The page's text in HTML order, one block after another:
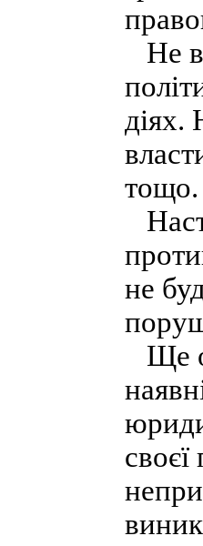
Не
діях.
тощо.
не
Ще